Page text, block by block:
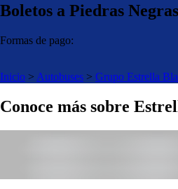
Boletos a Piedras
Formas de pago:
Inicio > Autobuses > Grupo Estrella
Conoce más sobre